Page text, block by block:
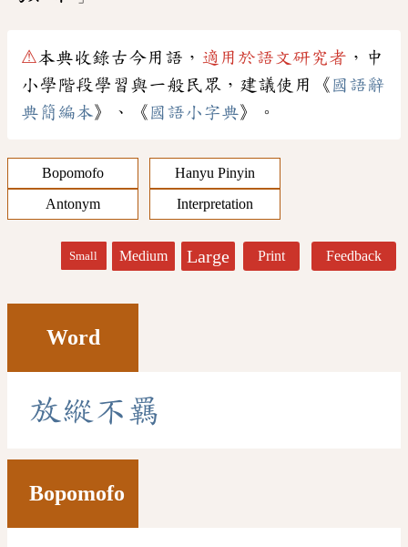
⚠本典收錄古今用語， 適用於語文研究者 ，中
小學階段學習與一般民眾，建議使用《 國語辭
典簡編本》、《 國語小字典》。
Bopomofo
Hanyu Pinyin
Antonym
Interpretation
Small Medium Large Print Feedback
Word
放縱不 羈
Bopomofo